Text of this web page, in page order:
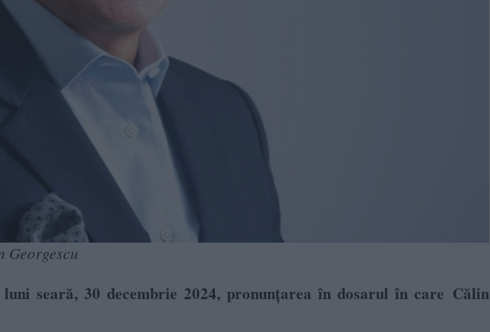
Georgescu
seară, 30 decembrie 2024, pronunţarea în dosarul în care Călin